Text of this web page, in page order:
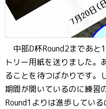
中部D杯Round2まであと
トリー用紙を送りました。
ることを待つばかりです。
期間が開いているのに練習
Round1よりは進歩してい